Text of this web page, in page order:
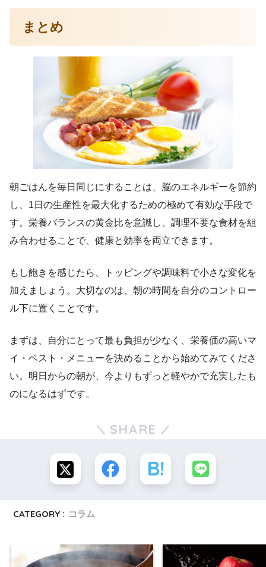
まとめ
朝ごはんを毎日同じにすることは、脳のエネルギーを節約
し、1日の生産性を最大化するための極めて有効な手段で
す。栄養バランスの黄金比を意識し、調理不要な食材を組
み合わせることで、健康と効率を両立できます。
もし飽きを感じたら、トッピングや調味料で小さな変化を
加えましょう。大切なのは、朝の時間を自分のコントロー
ル下に置くことです。
まずは、自分にとって最も負担が少なく、栄養価の高いマ
イ・ベスト・メニューを決めることから始めてみてくださ
い。明日からの朝が、今よりもずっと軽やかで充実したも
のになるはずです。
SHARE
CATEGORY : コラム